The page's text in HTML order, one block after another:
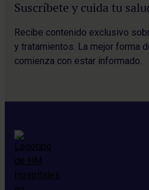
Suscríbete y cuida tu
Recibe contenido exclusivo
y tratamientos. La mejor forma
comienza con estar informado.